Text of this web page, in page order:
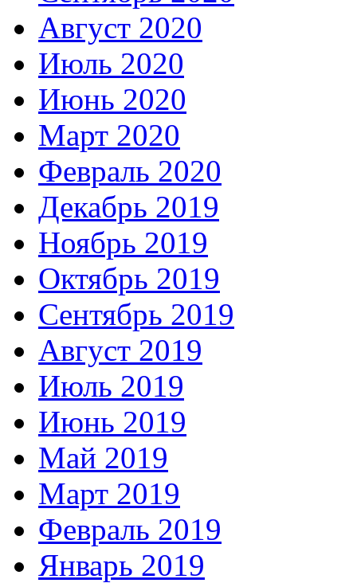
Август 2020
Июль 2020
Июнь 2020
Март 2020
Февраль 2020
Декабрь 2019
Ноябрь 2019
Октябрь 2019
Сентябрь 2019
Август 2019
Июль 2019
Июнь 2019
Май 2019
Март 2019
Февраль 2019
Январь 2019